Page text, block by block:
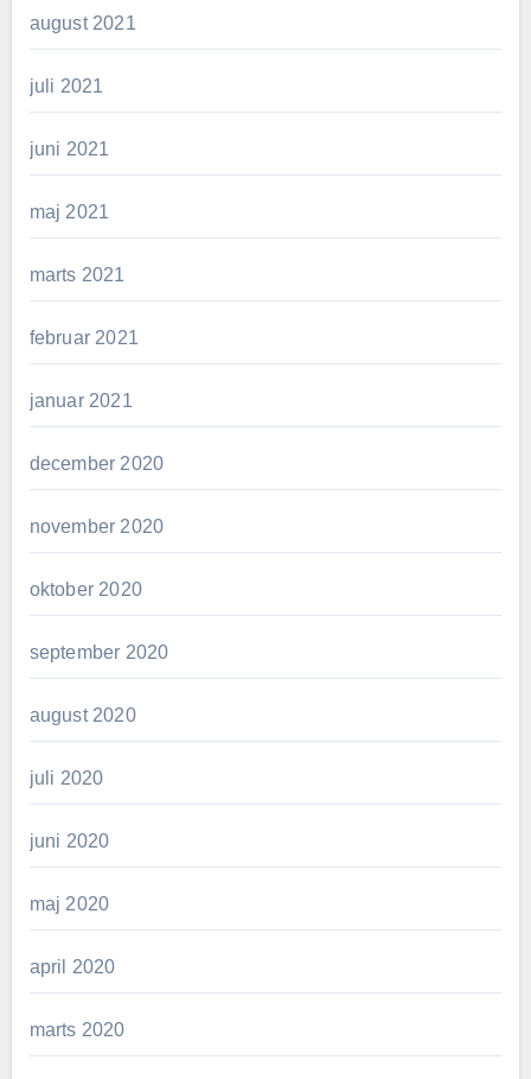
august 2021
juli 2021
juni 2021
maj 2021
marts 2021
februar 2021
januar 2021
december 2020
november 2020
oktober 2020
september 2020
august 2020
juli 2020
juni 2020
maj 2020
april 2020
marts 2020